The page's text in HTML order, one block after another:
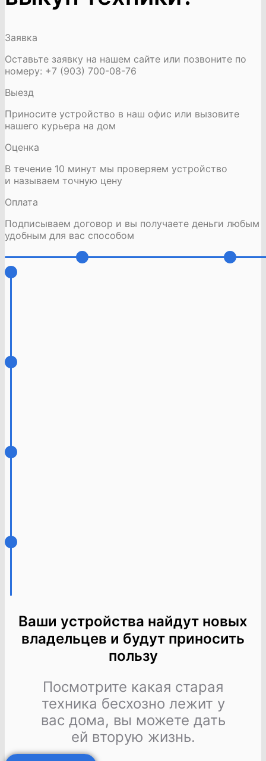
Заявка
Оставьте заявку на нашем сайте или позвоните по
номеру: +7 (903) 700-08-76
Выезд
Приносите устройство в наш офис или вызовите
нашего курьера на дом
Оценка
В течение 10 минут мы проверяем устройство
и называем точную цену
Оплата
Подписываем договор и вы получаете деньги любым
удобным для вас способом
Ваши устройства найдут новых
владельцев и будут приносить
пользу
Посмотрите какая старая
техника бесхозно лежит у
вас дома, вы можете дать
ей вторую жизнь.